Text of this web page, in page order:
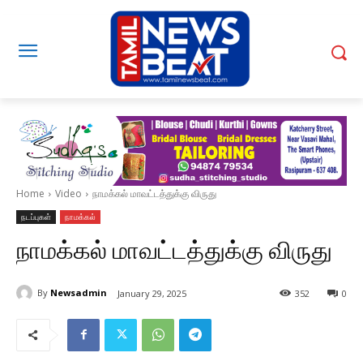
Home Video நாமக்கல் மாவட்டத்துக்கு விருது
நடப்புகள் நாமக்கல்
நாமக்கல் மாவட்டத்துக்கு விருது
By Newsadmin January 29, 2025 0
352